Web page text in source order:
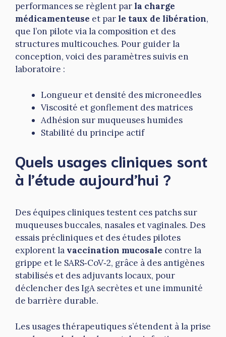
performances se règlent parla charge
médicamenteuse et parle taux de libération,
que l’on pilote via la composition et des
structures multicouches. Pour guider la
conception, voici des paramètres suivis en
laboratoire :
Longueur et densité des microneedles
Viscosité et gonflement des matrices
Adhésion sur muqueuses humides
Stabilité du principe actif
Quels usages cliniques sont
à l’étude aujourd’hui ?
Des équipes cliniques testent ces patchs sur
muqueuses buccales, nasales et vaginales. Des
essais précliniques et des études pilotes
explorent la vaccination mucosale contre la
grippe et le SARS‑CoV‑2, grâce à des antigènes
stabilisés et des adjuvants locaux, pour
déclencher des IgA secrètes et une immunité
de barrière durable.
Les usages thérapeutiques s’étendent à la prise